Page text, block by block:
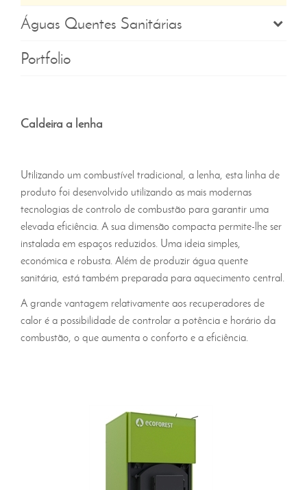
Águas Quentes Sanitárias
Portfolio
Caldeira a lenha
Utilizando um combustível tradicional, a lenha, esta linha de
produto foi desenvolvido utilizando as mais modernas
tecnologias de controlo de combustão para garantir uma
elevada eficiência. A sua dimensão compacta permite-lhe ser
instalada em espaços reduzidos. Uma ideia simples,
económica e robusta. Além de produzir água quente
sanitária, está também preparada para aquecimento central.
A grande vantagem relativamente aos recuperadores de
calor é a possibilidade de controlar a potência e horário da
combustão, o que aumenta o conforto e a eficiência.